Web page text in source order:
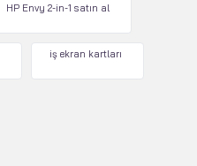
HP Envy 2-in-1 satın al
iş ekran kartları